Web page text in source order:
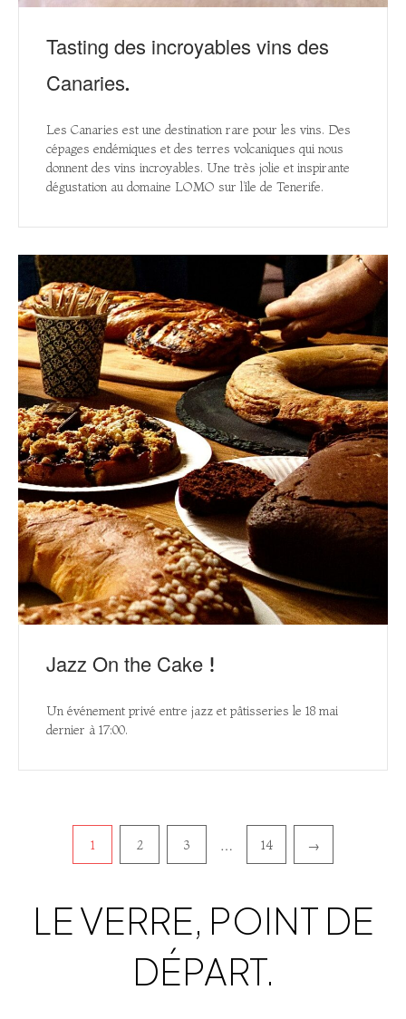
Tasting des incroyables vins des
Canaries.
Les Canaries est une destination rare pour les vins. Des
cépages endémiques et des terres volcaniques qui nous
donnent des vins incroyables. Une très jolie et inspirante
dégustation au domaine LOMO sur l’île de Tenerife.
Jazz On the Cake !
Un événement privé entre jazz et pâtisseries le 18 mai
dernier à 17:00.
Pagination
1 2 3 … 14 →
LE VERRE, POINT DE
DÉPART.